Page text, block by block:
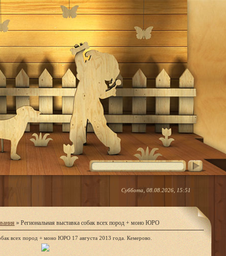
Суббота, 08.08.2026, 15:51
» Региональная выставка собак всех пород + моно ЮРО
всех пород + моно ЮРО 17 августа 2013 года. Кемерово.